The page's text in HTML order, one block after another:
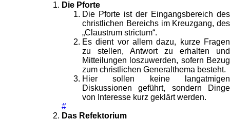
Die Pforte
Die Pforte ist der Eingangsbereich des
christlichen Bereichs im Kreuzgang, des
„Claustrum strictum“.
Es dient vor allem dazu, kurze Fragen
zu stellen, Antwort zu erhalten und
Mitteilungen loszuwerden, sofern Bezug
zum christlichen Generalthema besteht.
Hier sollen keine langatmigen
Diskussionen geführt, sondern Dinge
von Interesse kurz geklärt werden.
#
Das Refektorium